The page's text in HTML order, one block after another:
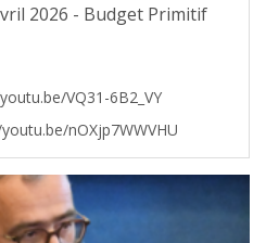
2026 - Budget Primitif